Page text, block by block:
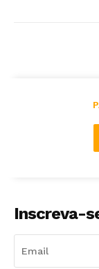
Inscreva-